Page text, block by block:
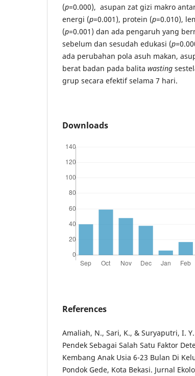
(p=0.000), asupan zat gizi makro
energi (p=0.001), protein (p=0.010),
(p=0.001) dan ada pengaruh yang
sebelum dan sesudah edukasi (p
ada perubahan pola asuh makan,
berat badan pada balita wasting
grup secara efektif selama 7 hari.
Downloads
References
Amaliah, N., Sari, K., & Suryaputri, I.
Pendek Sebagai Salah Satu Faktor
Kembang Anak Usia 6-23 Bulan Di
Pondok Gede, Kota Bekasi. Jurnal